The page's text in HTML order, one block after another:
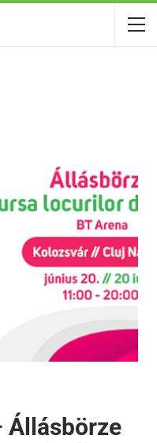
Állásbörze